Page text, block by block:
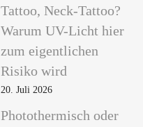
Tattoo, Neck-Tattoo?
Warum UV-Licht hier
zum eigentlichen
Risiko wird
20. Juli 2026
Photothermisch oder